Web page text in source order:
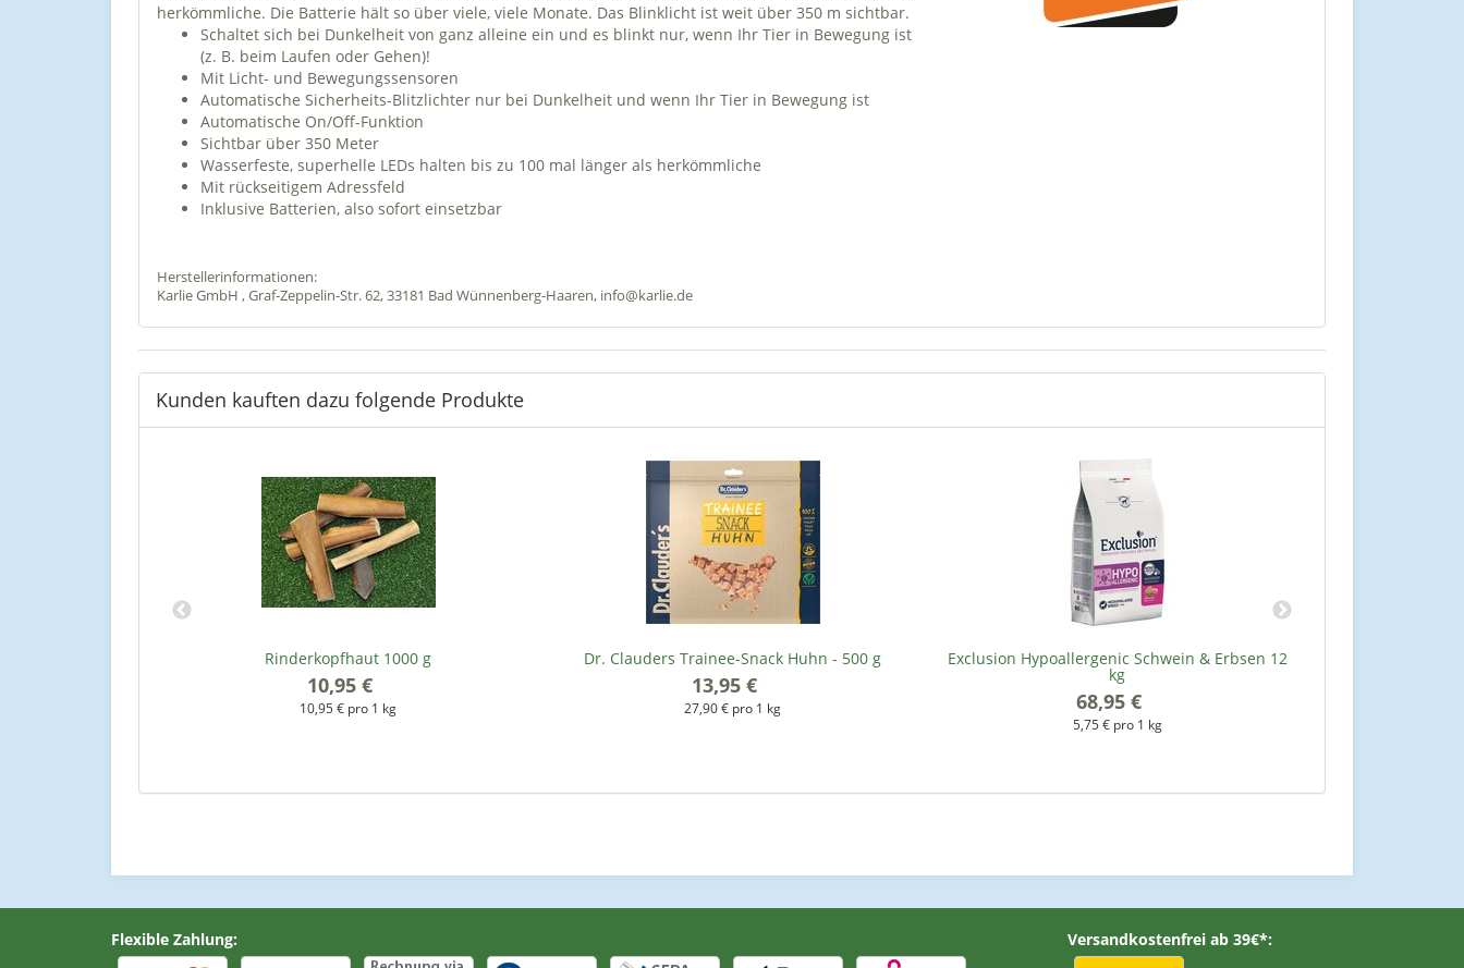
herkömmliche. Die Batterie hält so über viele, viele Monate. Das Blinklicht ist weit über 350 m sichtbar.
Schaltet sich bei Dunkelheit von ganz alleine ein und es blinkt nur, wenn Ihr Tier in Bewegung ist
(z. B. beim Laufen oder Gehen)!
Mit Licht- und Bewegungssensoren
Automatische Sicherheits-Blitzlichter nur bei Dunkelheit und wenn Ihr Tier in Bewegung ist
Automatische On/Off-Funktion
Sichtbar über 350 Meter
Wasserfeste, superhelle LEDs halten bis zu 100 mal länger als herkömmliche
Mit rückseitigem Adressfeld
Inklusive Batterien, also sofort einsetzbar
Herstellerinformationen:
Karlie GmbH , Graf-Zeppelin-Str. 62, 33181 Bad Wünnenberg-Haaren, info@karlie.de
Kunden kauften dazu folgende Produkte
Rinderkopfhaut 1000 g
10,95 €
10,95 € pro 1 kg
Dr. Clauders Trainee-Snack Huhn - 500 g
13,95 €
27,90 € pro 1 kg
Exclusion Hypoallergenic Schwein & Erbsen 12
kg
68,95 €
5,75 € pro 1 kg
Flexible Zahlung: Versandkostenfrei ab 39€*: